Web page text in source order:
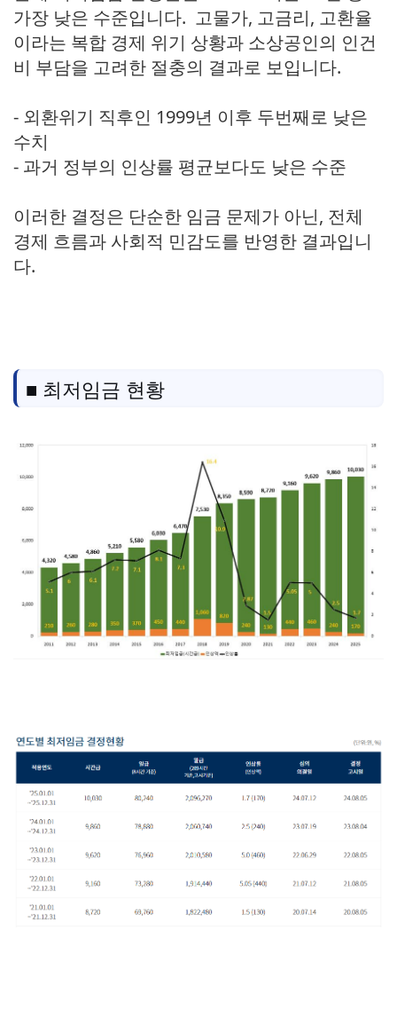
가장 낮은 수준입니다. 고물가, 고금리, 고환율
이라는 복합 경제 위기 상황과 소상공인의 인건
비 부담을 고려한 절충의 결과로 보입니다.
- 외환위기 직후인 1999년 이후 두번째로 낮은
수치
- 과거 정부의 인상률 평균보다도 낮은 수준
이러한 결정은 단순한 임금 문제가 아닌, 전체
경제 흐름과 사회적 민감도를 반영한 결과입니
다.
■ 최저임금 현황